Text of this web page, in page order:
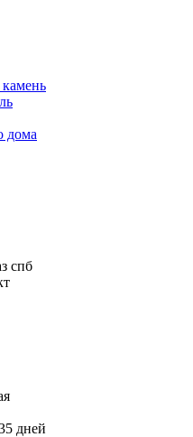
дома
спб
дней